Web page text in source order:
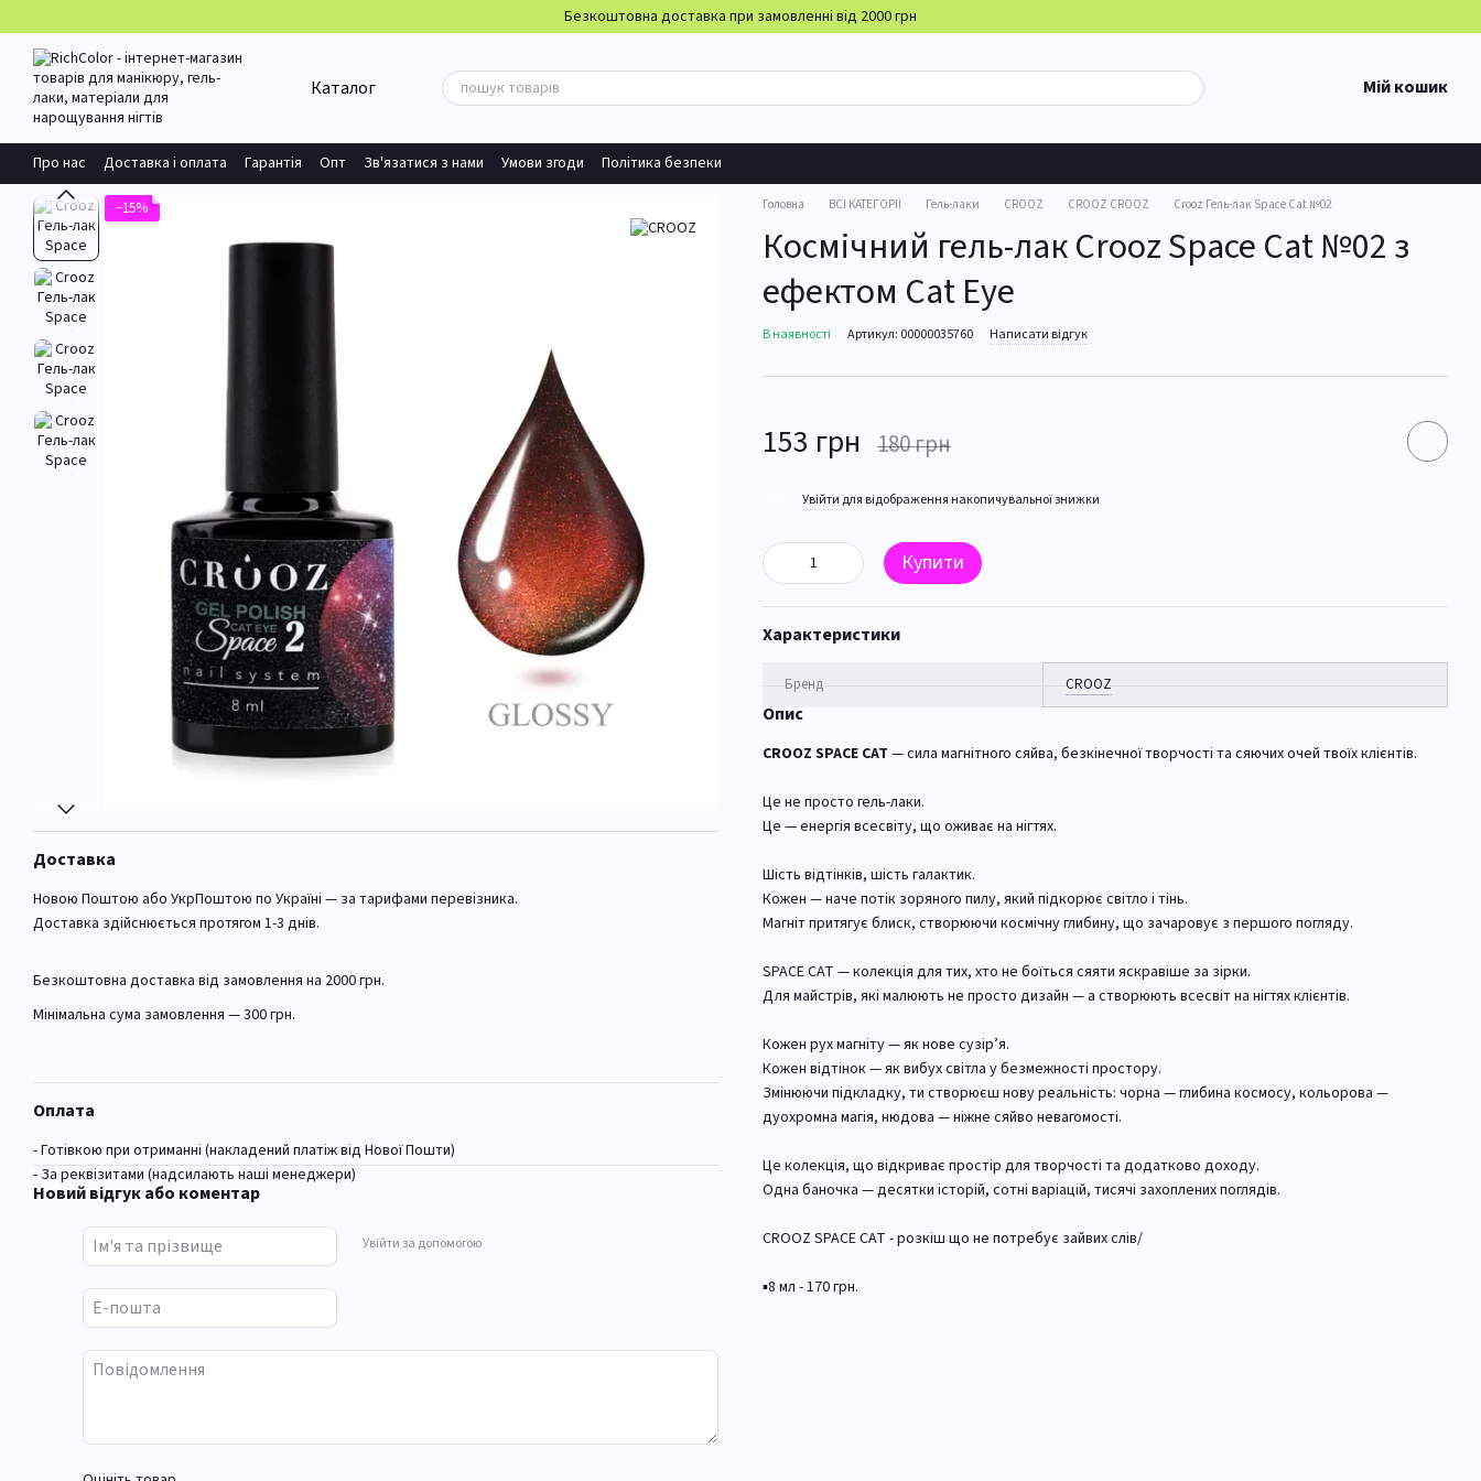
Безкоштовна доставка при замовленні від 2000 грн
Каталог Мій кошик
Про нас Доставка і оплата Гарантія Опт Зв'язатися з нами Умови згоди Політика безпеки
−15%
Доставка
Новою Поштою або УкрПоштою по Україні — за тарифами перевізника.
Доставка здійснюється протягом 1-3 днів.
Безкоштовна доставка від замовлення на 2000 грн.
Мінімальна сума замовлення — 300 грн.
Оплата
- Готівкою при отриманні (накладений платіж від Нової Пошти)
- За реквізитами (надсилають наші менеджери)
Новий відгук або коментар
Увійти за допомогою
Головна ВСІ КАТЕГОРІЇ Гель-лаки CROOZ CROOZ CROOZ Crooz Гель-лак Space Cat №02
Космічний гель-лак Crooz Space Cat №02 з
ефектом Cat Eye
В наявності Артикул: 00000035760 Написати відгук
153 грн 180 грн
Увійти для відображення накопичувальної знижки
Купити
Характеристики
Бренд CROOZ
Опис
CROOZ SPACE CAT — сила магнітного сяйва, безкінечної творчості та сяючих очей твоїх клієнтів.
Це не просто гель-лаки.
Це — енергія всесвіту, що оживає на нігтях.
Шість відтінків, шість галактик.
Кожен — наче потік зоряного пилу, який підкорює світло і тінь.
Магніт притягує блиск, створюючи космічну глибину, що зачаровує з першого погляду.
SPACE CAT — колекція для тих, хто не боїться сяяти яскравіше за зірки.
Для майстрів, які малюють не просто дизайн — а створюють всесвіт на нігтях клієнтів.
Кожен рух магніту — як нове сузір’я.
Кожен відтінок — як вибух світла у безмежності простору.
Змінюючи підкладку, ти створюєш нову реальність: чорна — глибина космосу, кольорова —
дуохромна магія, нюдова — ніжне сяйво невагомості.
Це колекція, що відкриває простір для творчості та додатково доходу.
Одна баночка — десятки історій, сотні варіацій, тисячі захоплених поглядів.
CROOZ SPACE CAT - розкіш що не потребує зайвих слів/
▪️8 мл - 170 грн.